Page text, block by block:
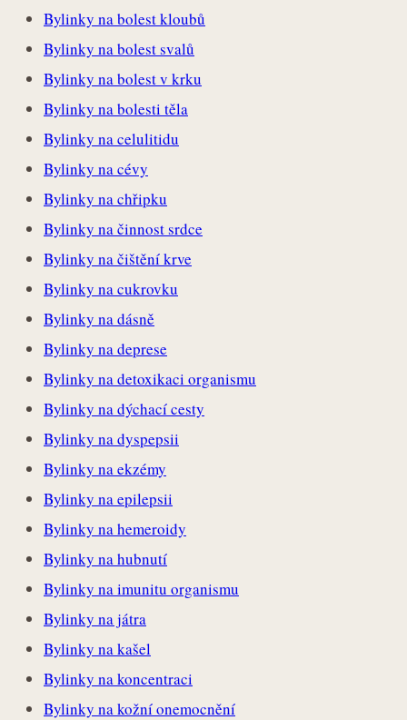
Bylinky na bolest kloubů
Bylinky na bolest svalů
Bylinky na bolest v krku
Bylinky na bolesti těla
Bylinky na celulitidu
Bylinky na cévy
Bylinky na chřipku
Bylinky na činnost srdce
Bylinky na čištění krve
Bylinky na cukrovku
Bylinky na dásně
Bylinky na deprese
Bylinky na detoxikaci organismu
Bylinky na dýchací cesty
Bylinky na dyspepsii
Bylinky na ekzémy
Bylinky na epilepsii
Bylinky na hemeroidy
Bylinky na hubnutí
Bylinky na imunitu organismu
Bylinky na játra
Bylinky na kašel
Bylinky na koncentraci
Bylinky na kožní onemocnění